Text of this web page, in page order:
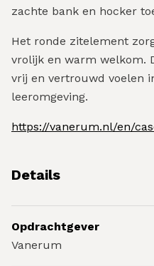
zachte bank en hocker
Het ronde zitelement
vrolijk en warm welkom.
vrij en vertrouwd voelen
leeromgeving.
https://vanerum.nl/en/
Details
Opdrachtgever
Vanerum